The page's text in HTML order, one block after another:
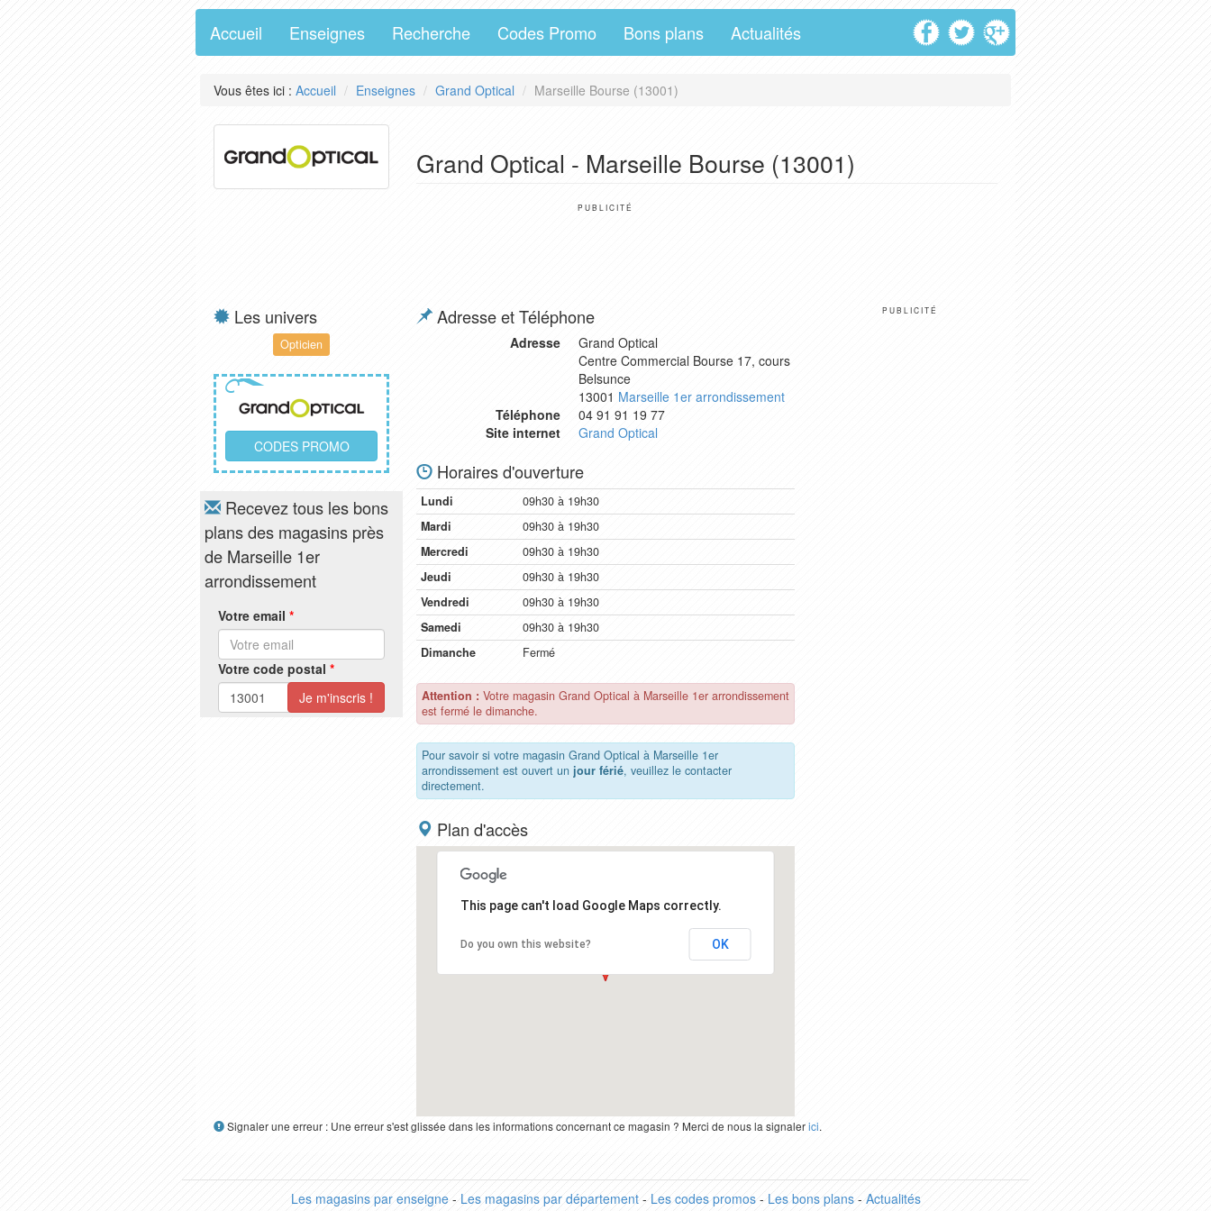
Accueil Enseignes Recherche Codes Promo Bons plans Actualités
Vous êtes ici : Accueil Enseignes Grand Optical Marseille Bourse (13001)
Grand Optical - Marseille Bourse (13001)
PUBLICITÉ
Les univers
Opticien
CODES PROMO
Recevez tous les bons
plans des magasins près
de Marseille 1er
arrondissement
Votre email *
Votre code postal *
Adresse et Téléphone
Adresse
Grand Optical
Centre Commercial Bourse 17, cours
Belsunce
13001 Marseille 1er arrondissement
Téléphone
04 91 91 19 77
Site internet
Grand Optical
Horaires d'ouverture
Lundi
09h30 à 19h30
Mardi
09h30 à 19h30
Mercredi
09h30 à 19h30
Jeudi
09h30 à 19h30
Vendredi
09h30 à 19h30
Samedi
09h30 à 19h30
Dimanche
Fermé
Attention : Votre magasin Grand Optical à Marseille 1er arrondissement
est fermé le dimanche.
Pour savoir si votre magasin Grand Optical à Marseille 1er
arrondissement est ouvert un jour férié, veuillez le contacter
directement.
Plan d'accès
This page can't load Google Maps correctly.
Do you own this website? OK
PUBLICITÉ
Signaler une erreur : Une erreur s'est glissée dans les informations concernant ce magasin ? Merci de nous la signalerici.
Les magasins par enseigne- Les magasins par département- Les codes promos- Les bons plans- Actualités